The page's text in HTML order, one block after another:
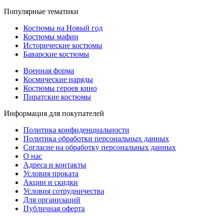
Популярные тематики
Костюмы на Новый год
Костюмы мафии
Исторические костюмы
Баварские костюмы
Военная форма
Космические наряды
Костюмы героев кино
Пиратские костюмы
Информация для покупателей
Политика конфиденциальности
Политика обработки персональных данных
Согласие на обработку персональных данных
О нас
Адреса и контакты
Условия проката
Акции и скидки
Условия сотрудничества
Для организаций
Публичная оферта